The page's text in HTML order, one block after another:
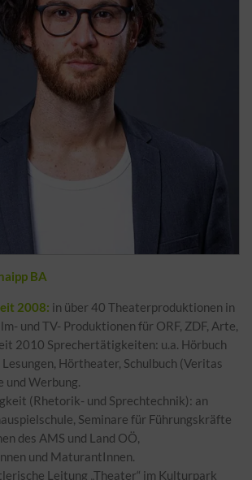
BA
2008: in über 40 Theaterproduktionen in
und TV- Produktionen für ORF, ZDF, Arte,
2010 Sprechertätigkeiten: u.a. Hörbuch
Lesungen, Hörtheater, Schulbuch (Veritas
und Werbung.
(Rhetorik- und Sprechtechnik): an
Seminare für Führungskräfte
des AMS und Land OÖ,
und MaturantInnen.
Leitung „Theater“ im Kulturpark